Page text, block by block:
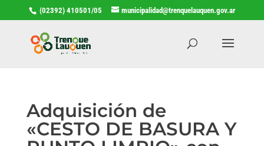
(02392) 410501/05 municipalidad@trenquelauquen.gov.ar
Adquisición de
«CESTO DE BASURA Y